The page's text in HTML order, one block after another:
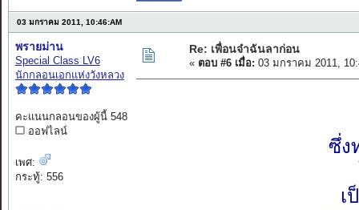
03 มกราคม 2011, 10:46:AM
พรายม่าน
Special Class LV6
นักกลอนเอกแห่งวังหลวง
คะแนนกลอนของผู้นี้ 548
ออฟไลน์
เพศ:
กระทู้: 556
Re: เพื่อนจ๋าฉันลาก่อน
« ตอบ #6 เมื่อ: 03 มกราคม 2011,
ซึ่ง
เ